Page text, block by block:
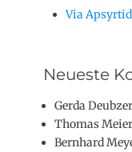
Via
Neueste
Gerda Deubzer
Thomas Meier
Bernhard